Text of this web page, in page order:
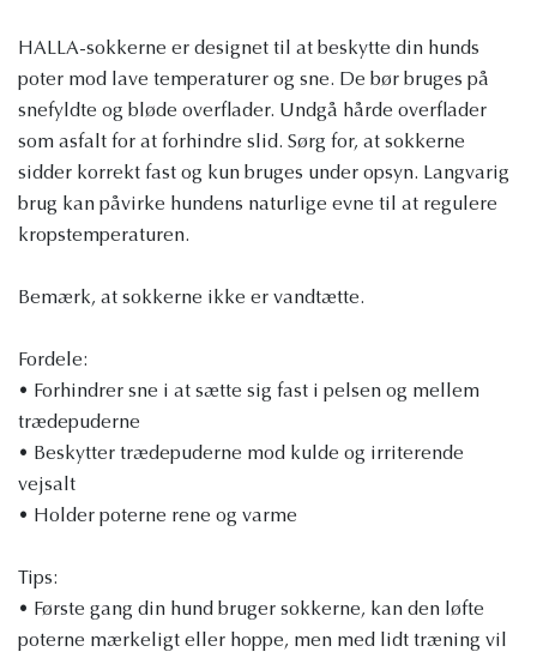
HALLA-sokkerne er designet til at beskytte din hunds
poter mod lave temperaturer og sne. De bør bruges på
snefyldte og bløde overflader. Undgå hårde overflader
som asfalt for at forhindre slid. Sørg for, at sokkerne
sidder korrekt fast og kun bruges under opsyn. Langvarig
brug kan påvirke hundens naturlige evne til at regulere
kropstemperaturen.
Bemærk, at sokkerne ikke er vandtætte.
Fordele:
• Forhindrer sne i at sætte sig fast i pelsen og mellem
trædepuderne
• Beskytter trædepuderne mod kulde og irriterende
vejsalt
• Holder poterne rene og varme
Tips:
• Første gang din hund bruger sokkerne, kan den løfte
poterne mærkeligt eller hoppe, men med lidt træning vil